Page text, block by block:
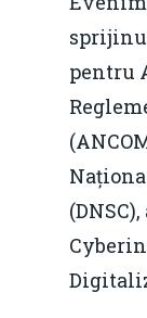
pentru